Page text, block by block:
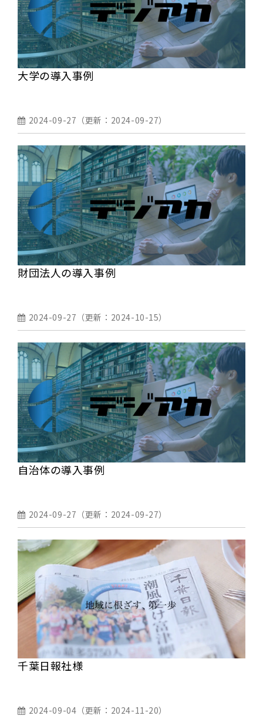
大学の導入事例
2024-09-27 （更新： 2024-09-27）
財団法人の導入事例
2024-09-27 （更新： 2024-10-15）
自治体の導入事例
2024-09-27 （更新： 2024-09-27）
千葉日報社様
2024-09-04 （更新： 2024-11-20）